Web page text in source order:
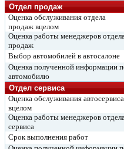
Отдел продаж
Оценка обслуживания отдела
продаж вцелом
Оценка работы менеджеров
продаж
Выбор автомобилей в автосалоне
Оценка полученной информации
автомобилю
Отдел сервиса
Оценка обслуживания автосервиса
вцелом
Оценка работы менеджеров
сервиса
Срок выполнения работ